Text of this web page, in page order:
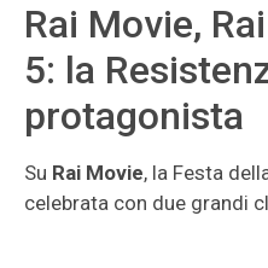
Rai Movie,
5: la
protagonista
Su Rai Movie, la Festa
celebrata con due grandi